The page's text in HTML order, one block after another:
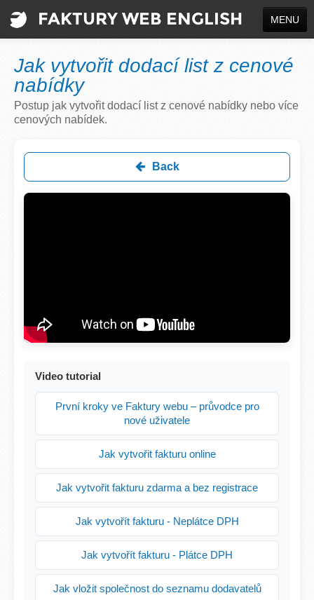
MENU
FAKTURY WEB ENGLISH
INFO
Sign up
Jak vytvořit dodací list z cenové
nabídky
Postup jak vytvořit dodací list z cenové nabídky nebo více
cenových nabídek.
Back
Video tutorial
První kroky ve Faktury webu – průvodce pro
nové uživatele
Jak vytvořit fakturu online
Jak vytvořit fakturu zdarma a bez registrace
Jak vytvořít fakturu - Neplátce DPH
Jak vytvořít fakturu - Plátce DPH
Jak vložit společnost do seznamu dodavatelů